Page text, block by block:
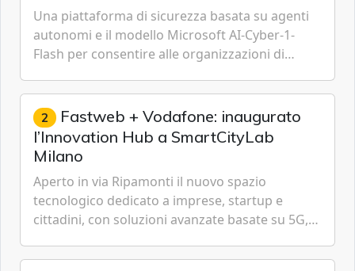
Una piattaforma di sicurezza basata su agenti
autonomi e il modello Microsoft AI-Cyber-1-
Flash per consentire alle organizzazioni di
gestione continua del rischio.
2 Fastweb + Vodafone: inaugurato
l’Innovation Hub a SmartCityLab
Milano
Aperto in via Ripamonti il nuovo spazio
tecnologico dedicato a imprese, startup e
cittadini, con soluzioni avanzate basate su 5G,
Cybersecurity.